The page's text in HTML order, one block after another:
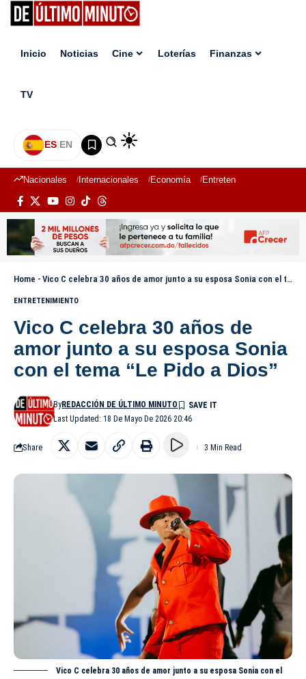
Inicio Noticias Cine Loterías Finanzas
TV
ES|EN
Nacionales Internacionales Economía Entretenimiento
Home - Vico C celebra 30 años de amor junto a su esposa Sonia con el tema “Le Pido a Dios”
ENTRETENIMIENTO
Vico C celebra 30 años de
amor junto a su esposa Sonia
con el tema “Le Pido a Dios”
Last Updated: 18 De Mayo De 2026 20:46
ByREDACCIÓN DE ÚLTIMO MINUTO
Share 3 Min Read
Vico C celebra 30 años de amor junto a su esposa Sonia con el